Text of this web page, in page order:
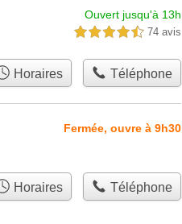
Ouvert jusqu'à 13h
4,5 étoiles sur 5 74 avis
Horaires Téléphone
Fermée, ouvre à 9h30
Horaires Téléphone